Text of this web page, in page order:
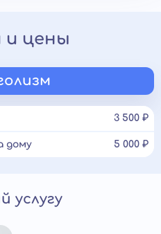
и цены
3 500 ₽
дому 5 000 ₽
услугу